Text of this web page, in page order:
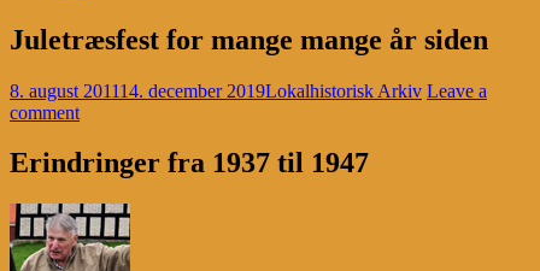
Juletræsfest for mange mange år siden
8. august 201114. december 2019Lokalhistorisk Arkiv Leave a
comment
Erindringer fra 1937 til 1947